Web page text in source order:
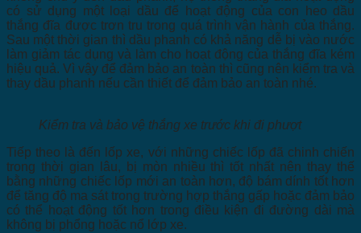
có sử dụng một loại dầu để hoạt động của con heo dầu
thắng đĩa được trơn tru trong quá trình vận hành của thắng.
Sau một thời gian thì dầu phanh có khả năng dễ bị vào nước
làm giảm tác dụng và làm cho hoạt động của thắng đĩa kém
hiệu quả. Vì vậy để đảm bảo an toàn thì cũng nên kiểm tra và
thay dầu phanh nếu cần thiết để đảm bảo an toàn nhé.
Kiểm tra và bảo vệ thắng xe trước khi đi phượt
Tiếp theo là đến lốp xe, với những chiếc lốp đã chinh chiến
trong thời gian lâu, bị mòn nhiều thì tốt nhất nên thay thế
bằng những chiếc lốp mới an toàn hơn, độ bám dính tốt hơn
để tăng độ ma sát trong trường hợp thắng gấp hoặc đảm bảo
có thể hoạt động tốt hơn trong điều kiện đi đường dài mà
không bị phổng hoặc nổ lớp xe.